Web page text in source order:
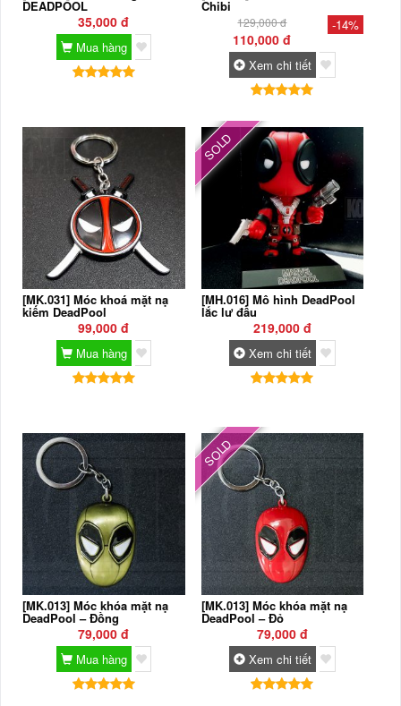
DEADPOOL
35,000 đ
Mua hàng
Chibi
129,000 đ -14%
110,000 đ
Xem chi tiết
[MK.031] Móc khoá mặt nạ
kiếm DeadPool
99,000 đ
Mua hàng
[MH.016] Mô hình DeadPool
lắc lư đầu
219,000 đ
SOLD
Xem chi tiết
[MK.013] Móc khóa mặt nạ
DeadPool – Đồng
79,000 đ
Mua hàng
[MK.013] Móc khóa mặt nạ
DeadPool – Đỏ
79,000 đ
SOLD
Xem chi tiết